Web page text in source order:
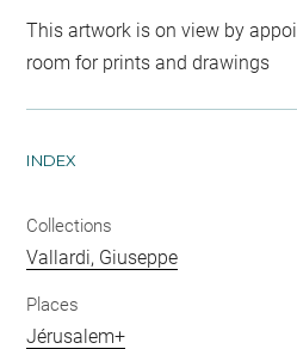
This artwork is on view by
room for prints and drawings
INDEX
Collections
Vallardi, Giuseppe
Places
Jérusalem+